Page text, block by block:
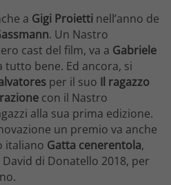
a Gigi Proietti nell’anno de
. Un Nastro
cast del film, va a Gabriele
tutto bene. Ed ancora, si
per il suo Il ragazzo
con il Nastro
alla sua prima edizione.
un premio va anche
italiano Gatta cenerentola,
di Donatello 2018, per